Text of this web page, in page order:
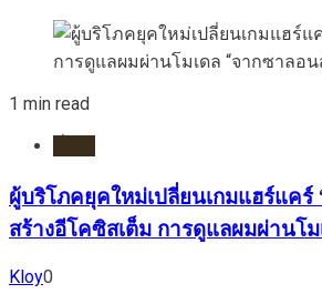
1 min read
ผู้บริโภคยุคใหม่เปลี่ยนเกมแฮร์แค
สร้างอีโคซิสเต็ม การดูแลผมผ่านโ
Kloy0